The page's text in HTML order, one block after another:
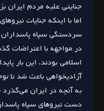
جنایتی علیه مردم ایران
اما با اینکه جنایات
سردستگی سپاه پاسداران
در مواجهه با اعتراضات
اسلامی بودند، این بار
آزادیخواهی باعث شد تا
به آنچه در ایران
دست نیروهای سپاه